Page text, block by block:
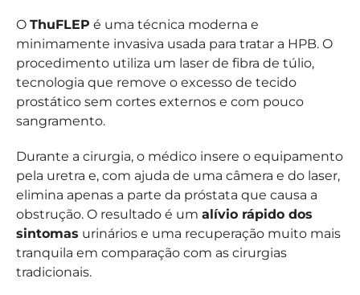
O ThuFLEP é uma técnica moderna e
minimamente invasiva usada para tratar a HPB. O
procedimento utiliza um laser de fibra de túlio,
tecnologia que remove o excesso de tecido
prostático sem cortes externos e com pouco
sangramento.
Durante a cirurgia, o médico insere o equipamento
pela uretra e, com ajuda de uma câmera e do laser,
elimina apenas a parte da próstata que causa a
obstrução. O resultado é um alívio rápido dos
sintomas urinários e uma recuperação muito mais
tranquila em comparação com as cirurgias
tradicionais.